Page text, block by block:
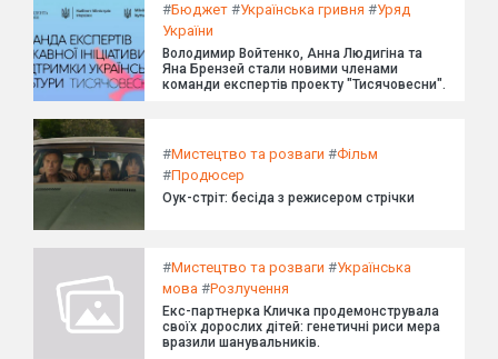
#Бюджет #Українська гривня #Уряд
України
Володимир Войтенко, Анна Людигіна та
Яна Брензей стали новими членами
команди експертів проекту "Тисячовесни".
#Мистецтво та розваги #Фільм
#Продюсер
Оук-стріт: бесіда з режисером стрічки
#Мистецтво та розваги #Українська
мова #Розлучення
Екс-партнерка Кличка продемонструвала
своїх дорослих дітей: генетичні риси мера
вразили шанувальників.